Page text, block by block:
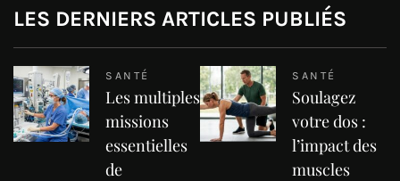
LES DERNIERS ARTICLES PUBLIÉS
SANTÉ
Les multiples
missions
essentielles
de
SANTÉ
Soulagez
votre dos :
l’impact des
muscles